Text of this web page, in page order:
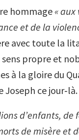
hommage «
et de la
avec toute la
propre et
à la gloire du
Joseph ce jour‑là.
d’enfants, de
de misère et